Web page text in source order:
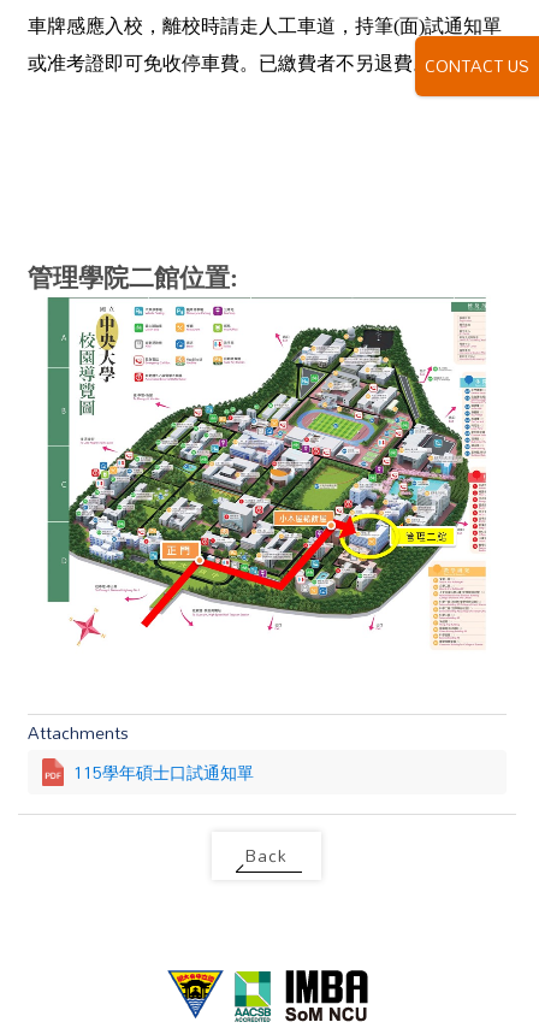
車牌感應入校，離校時請走人工車道，持筆(面)試通知單
或准考證即可免收停車費。已繳費者不另退費。
管理學院二館位置:
Attachments
115學年碩士口試通知單
Back
CONTACT US